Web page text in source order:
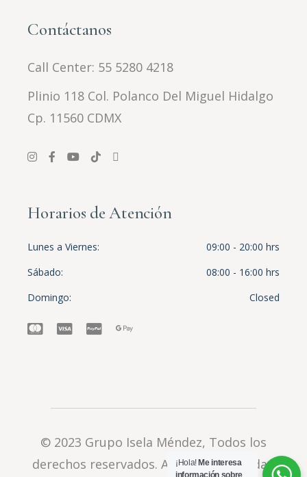
Contáctanos
Call Center: 55 5280 4218
Plinio 118 Col. Polanco Del Miguel Hidalgo
Cp. 11560 CDMX
Horarios de Atención
Lunes a Viernes
09:00 - 20:00 hrs
Sábado
08:00 - 16:00 hrs
Domingo
Closed
© 2023 Grupo Isela Méndez, Todos los
derechos reservados. Aviso de privacidad
¡Hola! Me interesa
información sobre